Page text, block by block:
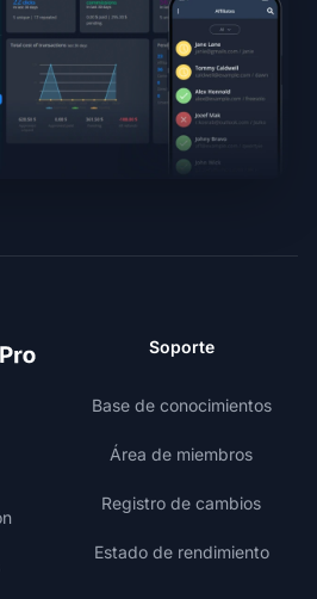
Soporte
Base de conocimientos
Área de miembros
Registro de cambios
Estado de rendimiento